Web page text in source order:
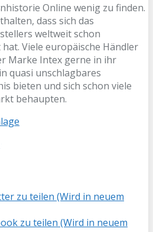
Online wenig zu finden.
dass sich das
weltweit schon
Viele europäische Händler
Marke Intex gerne in ihr
quasi unschlagbares
bieten und sich schon viele
behaupten.
zu teilen (Wird in neuem
zu teilen (Wird in neuem